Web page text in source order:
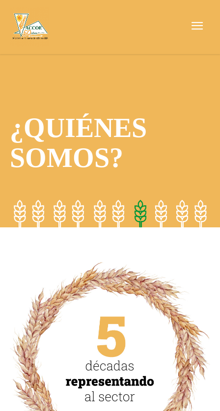
¿QUIÉNES
SOMOS?